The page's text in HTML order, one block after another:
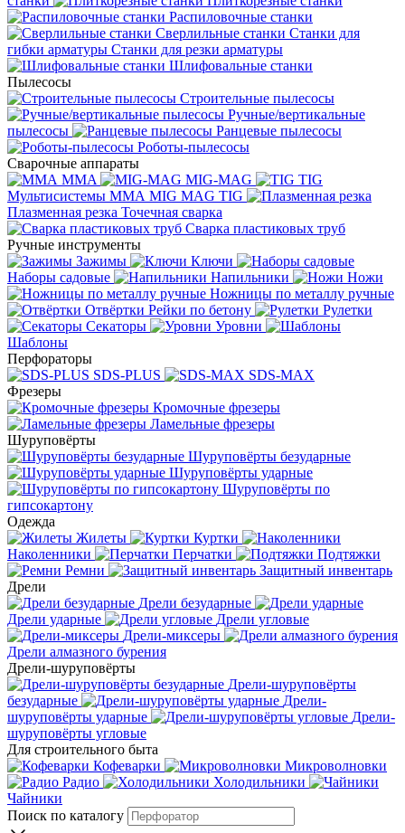
Распиловочные станки
Сверлильные станки Станки для
гибки арматуры Станки для резки арматуры
Шлифовальные станки
Пылесосы
Строительные пылесосы
Ручные/вертикальные
пылесосы
Ранцевые пылесосы
Роботы-пылесосы
Сварочные аппараты
MMA
MIG-MAG
TIG
Мультисистемы ММА MIG MAG TIG
Плазменная резка Точечная сварка
Cварка пластиковых труб
Ручные инструменты
Зажимы
Ключи
Наборы садовые
Напильники
Ножи
Ножницы по металлу ручные
Отвёртки Рейки по бетону
Рулетки
Секаторы
Уровни
Шаблоны
Перфораторы
SDS-PLUS
SDS-MAX
Фрезеры
Кромочные фрезеры
Ламельные фрезеры
Шуруповёрты
Шуруповёрты безударные
Шуруповёрты ударные
Шуруповёрты по
гипсокартону
Одежда
Жилеты
Куртки
Наколенники
Перчатки
Подтяжки
Ремни
Защитный инвентарь
Дрели
Дрели безударные
Дрели ударные
Дрели угловые
Дрели-миксеры
Дрели алмазного бурения
Дрели-шуруповёрты
Дрели-шуруповёрты
безударные
Дрели-
шуруповёрты ударные
Дрели-
шуруповёрты угловые
Для строительного быта
Кофеварки
Микроволновки
Радио
Холодильники
Чайники
Поиск по каталогу